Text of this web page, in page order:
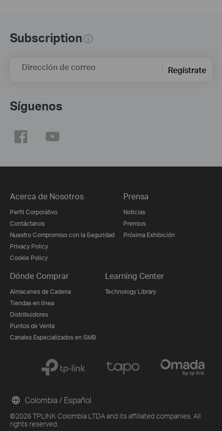
Subscription
Dirección de correo Regístrate
Síguenos
Acerca de Nosotros
Perfil Corporativo
Contáctanos
Nuestro Compromiso con la Seguridad
Privacy Policy
Cookie Policy
Prensa
Noticias
Premios
Próxima Exhibición
Dónde Comprar
Almacenes de Cadena
Tiendas en línea
Distribuidores
Puntos de Venta
Canales Especializados en SMB
Learning Center
Technology Library
©2026 TPLINK Colombia LTDA and its affiliated companies. All
rights reserved.
Colombia / Español